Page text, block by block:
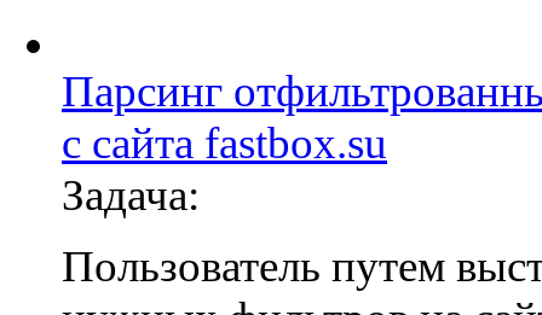
Парсинг
с сайта fastbox.su
Задача:
Пользователь путем